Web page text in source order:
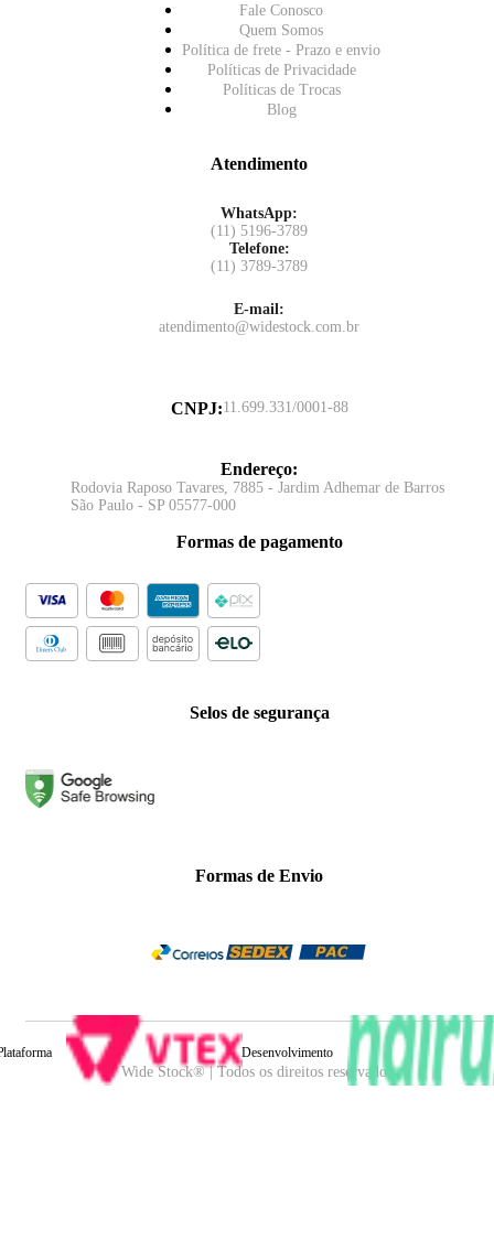
Fale Conosco
Quem Somos
Política de frete - Prazo e envio
Políticas de Privacidade
Políticas de Trocas
Blog
Atendimento
WhatsApp:
(11) 5196-3789
Telefone:
(11) 3789-3789
E-mail:
atendimento@widestock.com.br
CNPJ:11.699.331/0001-88
Endereço:
Rodovia Raposo Tavares, 7885 - Jardim Adhemar de Barros
São Paulo - SP 05577-000
Formas de pagamento
Selos de segurança
Formas de Envio
Wide Stock® | Todos os direitos reservados.
Desenvolvimento